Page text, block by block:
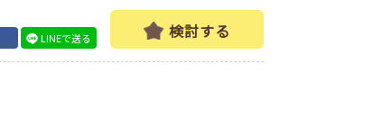
LINEで送る 検討する